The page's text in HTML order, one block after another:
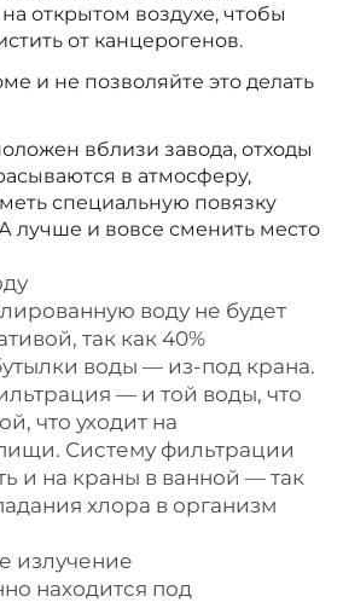
открытом воздухе, чтобы
от канцерогенов.
и не позволяйте это делать
вблизи завода, отходы
в атмосферу,
специальную повязку
лучше и вовсе сменить место
воду не будет
так как 40%
воды — из-под крана.
— и той воды, что
что уходит на
Систему фильтрации
и на краны в ванной — так
хлора в организм
излучение
находится под